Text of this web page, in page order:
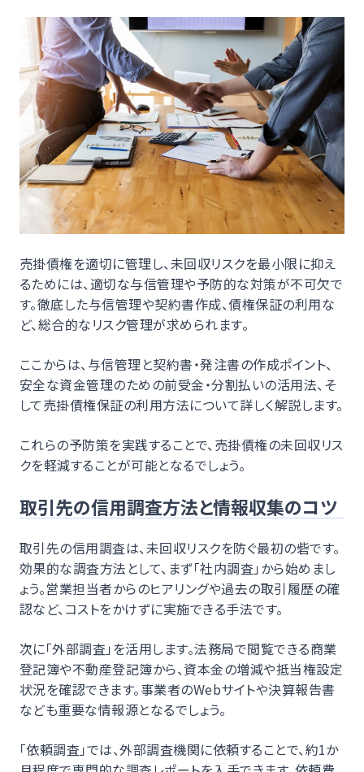
売掛債権を適切に管理し、未回収リスクを最小限に抑え
るためには、適切な与信管理や予防的な対策が不可欠で
す。徹底した与信管理や契約書作成、債権保証の利用な
ど、総合的なリスク管理が求められます。
ここからは、与信管理と契約書・発注書の作成ポイント、
安全な資金管理のための前受金・分割払いの活用法、そ
して売掛債権保証の利用方法について詳しく解説します。
これらの予防策を実践することで、売掛債権の未回収リス
クを軽減することが可能となるでしょう。
取引先の信用調査方法と情報収集のコツ
取引先の信用調査は、未回収リスクを防ぐ最初の砦です。
効果的な調査方法として、まず「社内調査」から始めまし
ょう。営業担当者からのヒアリングや過去の取引履歴の確
認など、コストをかけずに実施できる手法です。
次に「外部調査」を活用します。法務局で閲覧できる商業
登記簿や不動産登記簿から、資本金の増減や抵当権設定
状況を確認できます。事業者のWebサイトや決算報告書
なども重要な情報源となるでしょう。
「依頼調査」では、外部調査機関に依頼することで、約1か